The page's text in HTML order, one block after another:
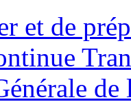
et de